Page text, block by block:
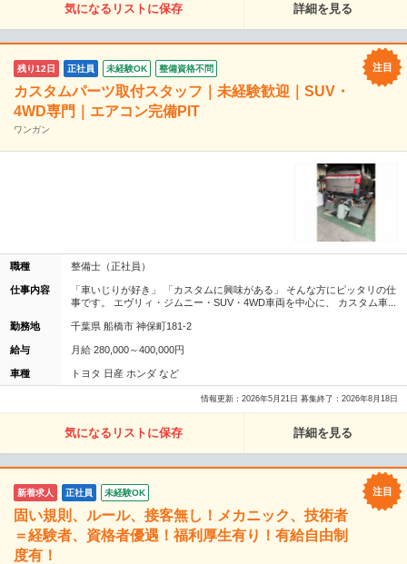
気になるリストに保存 詳細を見る
残り12日 正社員 未経験OK 整備資格不問
カスタムパーツ取付スタッフ｜未経験歓迎｜SUV・
4WD専門｜エアコン完備PIT
ワンガン
職種 整備士（正社員）
仕事内容
「車いじりが好き」 「カスタムに興味がある」 そんな方にピッタリの仕
事です。 エヴリィ・ジムニー・SUV・4WD車両を中心に、 カスタム車...
勤務地 千葉県 船橋市 神保町181-2
給与 月給 280,000～400,000円
車種 トヨタ 日産 ホンダ など
情報更新：2026年5月21日 募集終了：2026年8月18日
気になるリストに保存 詳細を見る
新着求人 正社員 未経験OK
固い規則、ルール、接客無し！メカニック、技術者
＝経験者、資格者優遇！福利厚生有り！有給自由制
度有！